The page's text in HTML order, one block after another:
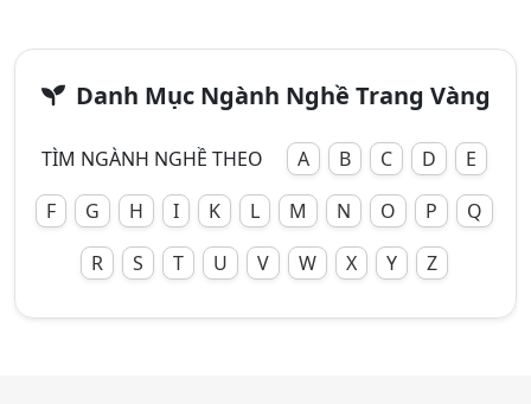
Danh Mục Ngành Nghề Trang Vàng
TÌM NGÀNH NGHỀ THEO A B C D
E
F
G H I K L M N O P
Q
R
S T U V W X Y Z